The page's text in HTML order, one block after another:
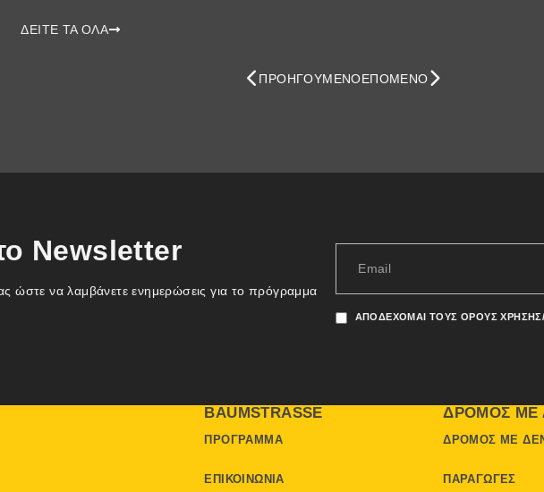
ΔΕΙΤΕ ΤΑ ΟΛΑ
ΠΡΟΗΓΟΎΜΕΝΟΕΠΌΜΕΝΟ
Newsletter
ώστε να λαμβάνετε ενημερώσεις για το πρόγραμμα
ΑΠΟΔΈΧΟΜΑΙ ΤΟΥΣ ΌΡΟΥΣ
BAUMSTRASSE
ΠΡΌΓΡΑΜΜΑ
ΕΠΙΚΟΙΝΩΝΊΑ
ΔΡΌΜΟΣ ΜΕ
ΔΡΌΜΟΣ ΜΕ
ΠΑΡΑΓΩΓΈΣ